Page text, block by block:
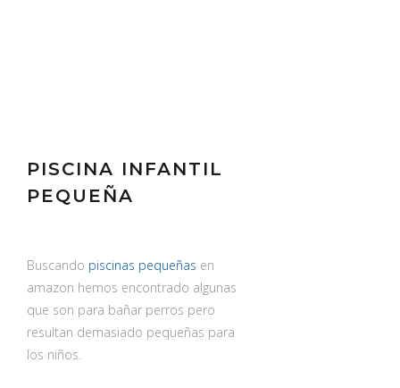
PISCINA INFANTIL
PEQUEÑA
Buscando piscinas pequeñas en
amazon hemos encontrado algunas
que son para bañar perros pero
resultan demasiado pequeñas para
los niños.